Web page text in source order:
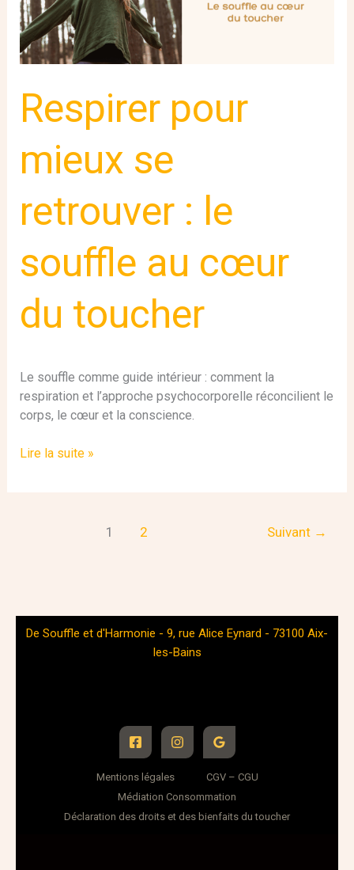
Respirer pour
mieux se
retrouver : le
souffle au cœur
du toucher
Le souffle comme guide intérieur : comment la
respiration et l’approche psychocorporelle réconcilient le
corps, le cœur et la conscience.
le
souffle
au
cœur
toucher
Lire la suite »
1 2 Suivant →
De Souffle et d'Harmonie - 9, rue Alice Eynard - 73100 Aix-
les-Bains
Mentions légales
CGV – CGU
Médiation Consommation
Déclaration des droits et des bienfaits du toucher